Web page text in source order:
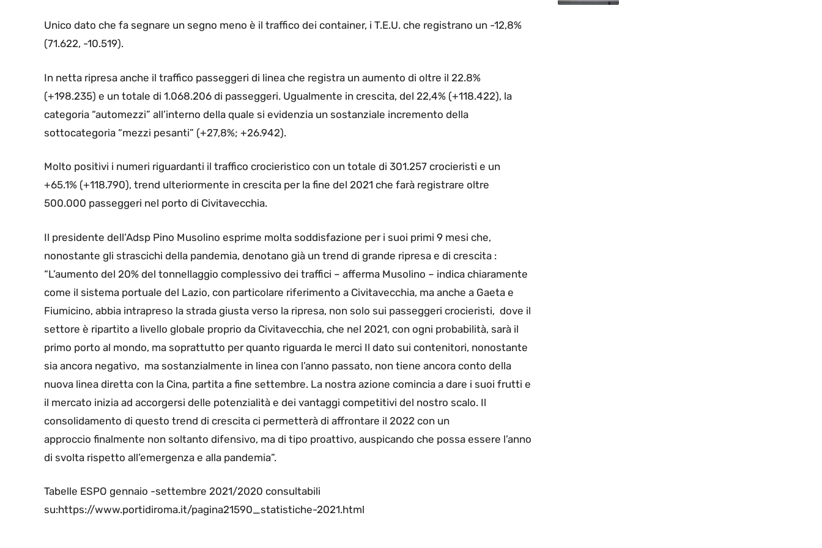
Unico dato che fa segnare un segno meno è il traffico dei container, i T.E.U. che registrano un -12,8%
(71.622, -10.519).
In netta ripresa anche il traffico passeggeri di linea che registra un aumento di oltre il 22.8%
(+198.235) e un totale di 1.068.206 di passeggeri. Ugualmente in crescita, del 22,4% (+118.422), la
categoria “automezzi” all’interno della quale si evidenzia un sostanziale incremento della
sottocategoria “mezzi pesanti” (+27,8%; +26.942).
Molto positivi i numeri riguardanti il traffico crocieristico con un totale di 301.257 crocieristi e un
+65.1% (+118.790), trend ulteriormente in crescita per la fine del 2021 che farà registrare oltre
500.000 passeggeri nel porto di Civitavecchia.
Il presidente dell’Adsp Pino Musolino esprime molta soddisfazione per i suoi primi 9 mesi che,
nonostante gli strascichi della pandemia, denotano già un trend di grande ripresa e di crescita :
“L’aumento del 20% del tonnellaggio complessivo dei traffici – afferma Musolino – indica chiaramente
come il sistema portuale del Lazio, con particolare riferimento a Civitavecchia, ma anche a Gaeta e
Fiumicino, abbia intrapreso la strada giusta verso la ripresa, non solo sui passeggeri crocieristi, dove il
settore è ripartito a livello globale proprio da Civitavecchia, che nel 2021, con ogni probabilità, sarà il
primo porto al mondo, ma soprattutto per quanto riguarda le merci Il dato sui contenitori, nonostante
sia ancora negativo, ma sostanzialmente in linea con l’anno passato, non tiene ancora conto della
nuova linea diretta con la Cina, partita a fine settembre. La nostra azione comincia a dare i suoi frutti e
il mercato inizia ad accorgersi delle potenzialità e dei vantaggi competitivi del nostro scalo. Il
consolidamento di questo trend di crescita ci permetterà di affrontare il 2022 con un
approccio finalmente non soltanto difensivo, ma di tipo proattivo, auspicando che possa essere l’anno
di svolta rispetto all’emergenza e alla pandemia”.
Tabelle ESPO gennaio -settembre 2021/2020 consultabili
su:https://www.portidiroma.it/pagina21590_statistiche-2021.html